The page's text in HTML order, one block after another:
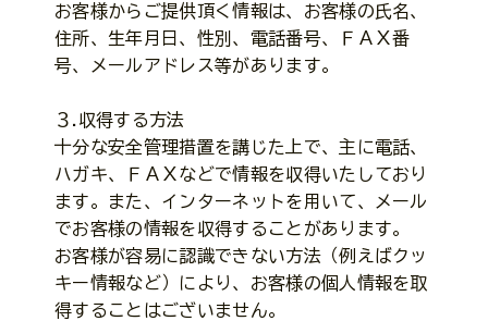
お客様からご提供頂く情報は、お客様の氏名、
住所、生年月日、性別、電話番号、ＦＡＸ番
号、メールアドレス等があります。
３.収得する方法
十分な安全管理措置を講じた上で、主に電話、
ハガキ、ＦＡＸなどで情報を収得いたしており
ます。また、インターネットを用いて、メール
でお客様の情報を収得することがあります。
お客様が容易に認識できない方法（例えばクッ
キー情報など）により、お客様の個人情報を取
得することはございません。